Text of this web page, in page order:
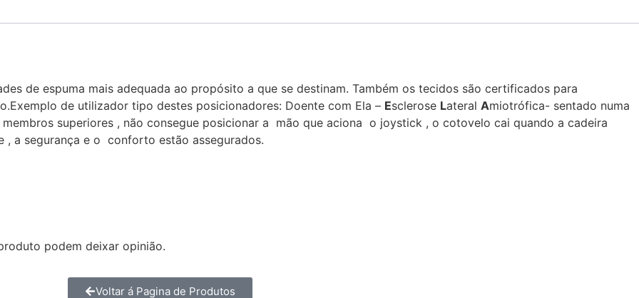
de espuma mais adequada ao propósito a que se destinam. Também os tecidos são certificados para
de utilizador tipo destes posicionadores: Doente com Ela – Esclerose Lateral Amiotrófica- sentado numa
superiores , não consegue posicionar a mão que aciona o joystick , o cotovelo cai quando a cadeira
, a segurança e o conforto estão assegurados.
podem deixar opinião.
Voltar á Pagina de Produtos